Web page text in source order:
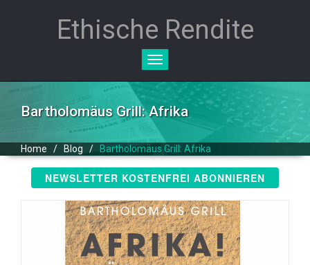
Ethische Rendite
Toggle
Bartholomäus Grill: Afrika
Home / Blog / Bartholomäus Grill: Afrika
NEWSLETTER KOSTENFREI ABONNIEREN